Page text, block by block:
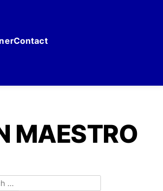
Contact
MAESTRO
for: